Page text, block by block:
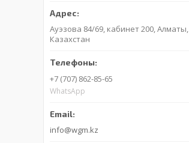
Ауэзова 84/69, кабинет 200, Алматы,
Казахстан
+7 (707) 862-85-65
WhatsApp
info@wgm.kz